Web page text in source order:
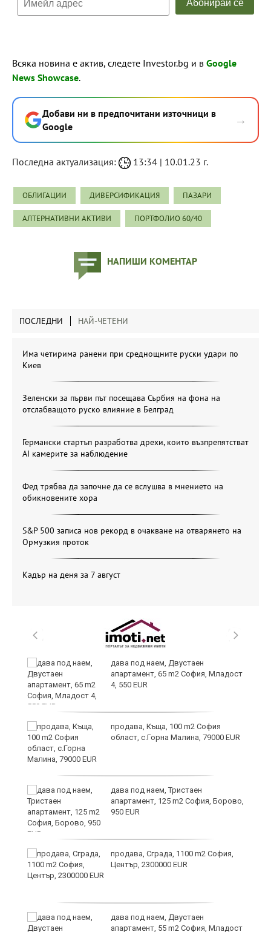
Всяка новина е актив, следете Investor.bg и в Google
News Showcase.
Добави ни в предпочитани източници в
Google
→
Последна актуализация: 13:34 | 10.01.23 г.
ОБЛИГАЦИИ ДИВЕРСИФИКАЦИЯ ПАЗАРИ
АЛТЕРНАТИВНИ АКТИВИ ПОРТФОЛИО 60/40
НАПИШИ КОМЕНТАР
ПОСЛЕДНИ НАЙ-ЧЕТЕНИ
Има четирима ранени при среднощните руски удари по
Киев
Зеленски за първи път посещава Сърбия на фона на
отслабващото руско влияние в Белград
Германски стартъп разработва дрехи, които възпрепятстват
AI камерите за наблюдение
Фед трябва да започне да се вслушва в мнението на
обикновените хора
S&P 500 записа нов рекорд в очакване на отварянето на
Ормузкия проток
Кадър на деня за 7 август
дава под наем, Двустаен
апартамент, 65 m2 София, Младост
4, 550 EUR
продава, Къща, 100 m2 София
област, с.Горна Малина, 79000 EUR
дава под наем, Тристаен
апартамент, 125 m2 София, Борово,
950 EUR
продава, Сграда, 1100 m2 София,
Център, 2300000 EUR
дава под наем, Двустаен
апартамент, 55 m2 София, Младост